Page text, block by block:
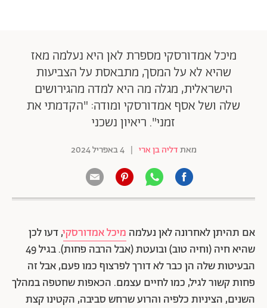
מיכל אמדורסקי מספרת לאן היא נעלמה מאז
שהיא לא על המסך, מתבאסת על הצביעות
הישראלית, מגלה מה היא למדה מהגירושים
שלה ושל אסף אמדורסקי ומודה: "הקדמתי את
זמני". ריאיון נשכני
מאתדליה בן ארי | 4 באפריל 2024
אם תהיתן לאחרונה לאן נעלמה מיכל אמדורסקי, דעו לכן
שהיא חיה (וחיה טוב) ובועטת (אבל הרבה פחות). בגיל 49
הבעיטות שלה הן כבר לא דורך לפרצוף כמו פעם, אבל זה
פחות קשור לגיל, כמו לחיים עצמם. הכאפות שחטפה במהלך
השנים, הציניות כלפיה והרוע שרחש סביבה, הקטינו קצת